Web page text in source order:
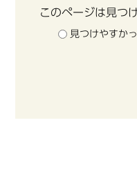
このページは見つ
見つけやすか